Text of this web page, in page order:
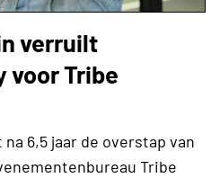
verruilt
voor Tribe
6,5 jaar de overstap van
Tribe